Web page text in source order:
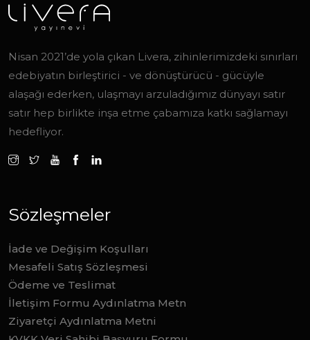
Nisan 2021’de yola çıkan Livera, zihinlerimizdeki sınırları
edebiyatın birleştirici - ve dönüştürücü - gücüyle
alaşağı ederken, ulaşmayı arzuladığımız dünyayı satır
satır hep birlikte inşa etme çabamıza katkı sağlamayı
hedefliyor.
Sözleşmeler
İade ve Değişim Koşulları
Mesafeli Satış Sözleşmesi
Ödeme ve Teslimat
İletişim Formu Aydınlatma Metn
Ziyaretçi Aydınlatma Metni